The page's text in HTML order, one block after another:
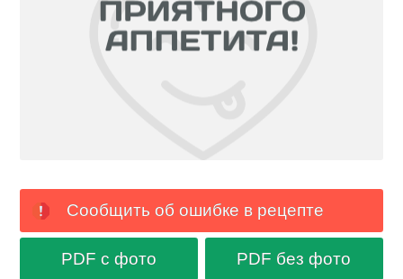
Сообщить об ошибке в рецепте
PDF с фото PDF без фото